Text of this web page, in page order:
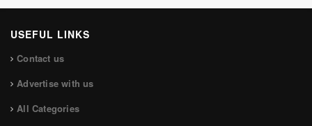
USEFUL LINKS
Contact us
Advertise with us
All Categories